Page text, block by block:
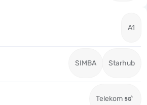
A1
SIMBA Starhub
Telekom